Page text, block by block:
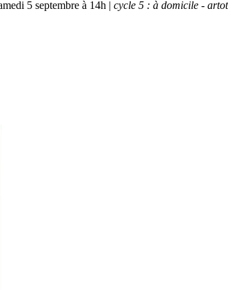
5 septembre à 14h | cycle 5 : à domicile -